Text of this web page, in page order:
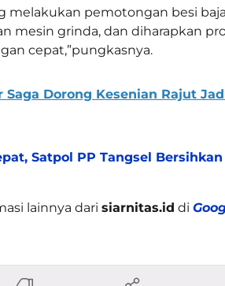
melakukan pemotongan besi
mesin grinda, dan diharapkan
cepat,”pungkasnya.
Saga Dorong Kesenian Rajut
Satpol PP Tangsel
lainnya dari siarnitas.id di